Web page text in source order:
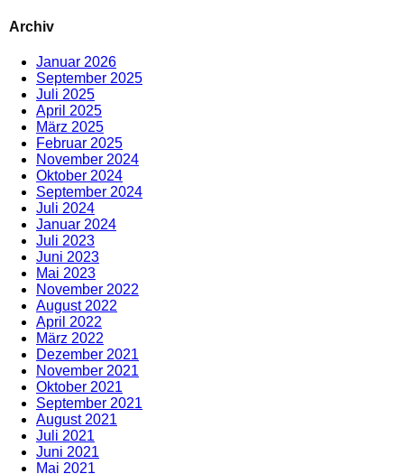
Archiv
Januar 2026
September 2025
Juli 2025
April 2025
März 2025
Februar 2025
November 2024
Oktober 2024
September 2024
Juli 2024
Januar 2024
Juli 2023
Juni 2023
Mai 2023
November 2022
August 2022
April 2022
März 2022
Dezember 2021
November 2021
Oktober 2021
September 2021
August 2021
Juli 2021
Juni 2021
Mai 2021